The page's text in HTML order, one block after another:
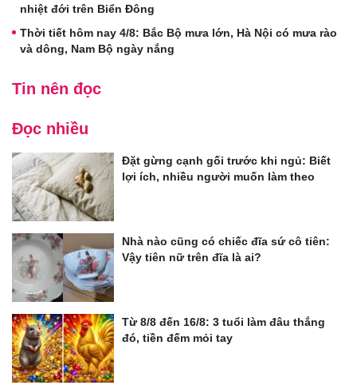
nhiệt đới trên Biển Đông
Thời tiết hôm nay 4/8: Bắc Bộ mưa lớn, Hà Nội có mưa rào
và dông, Nam Bộ ngày nắng
Tin nên đọc
Đọc nhiều
Đặt gừng cạnh gối trước khi ngủ: Biết
lợi ích, nhiều người muốn làm theo
Nhà nào cũng có chiếc đĩa sứ cô tiên:
Vậy tiên nữ trên đĩa là ai?
Từ 8/8 đến 16/8: 3 tuổi làm đâu thắng
đó, tiền đếm mỏi tay